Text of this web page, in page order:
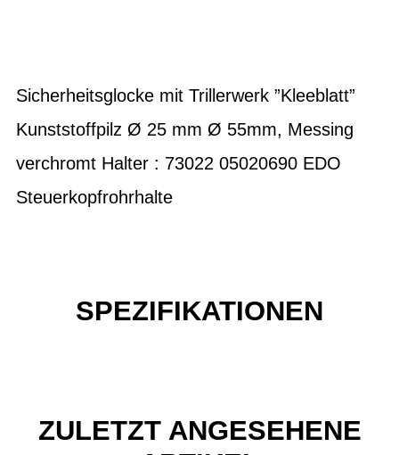
Sicherheitsglocke mit Trillerwerk ”Kleeblatt”
Kunststoffpilz Ø 25 mm Ø 55mm, Messing
verchromt Halter : 73022 05020690 EDO
Steuerkopfrohrhalte
SPEZIFIKATIONEN
ZULETZT ANGESEHENE